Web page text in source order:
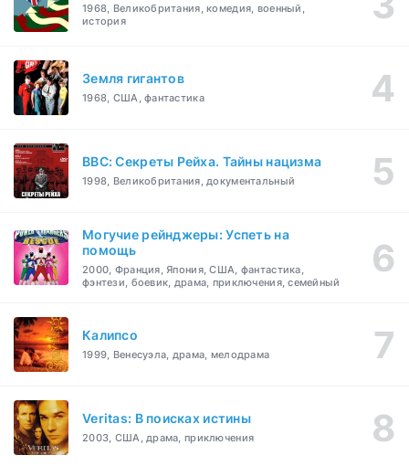
1968, Великобритания, комедия, военный,
история
Земля гигантов
1968, США, фантастика
BBC: Секреты Рейха. Тайны нацизма
1998, Великобритания, документальный
Могучие рейнджеры: Успеть на
помощь
2000, Франция, Япония, США, фантастика,
фэнтези, боевик, драма, приключения, семейный
Калипсо
1999, Венесуэла, драма, мелодрама
Veritas: В поисках истины
2003, США, драма, приключения